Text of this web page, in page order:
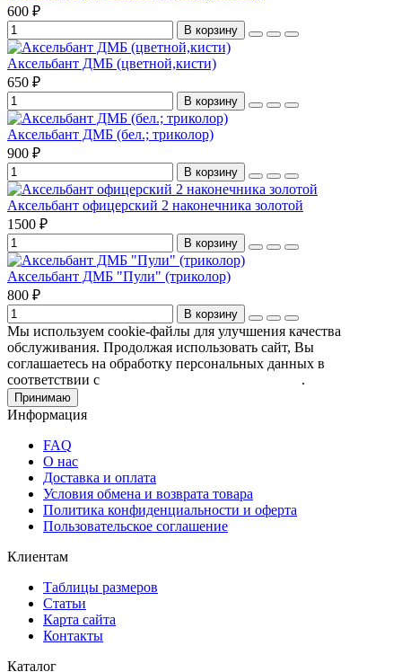
600 ₽
В корзину
Аксельбант ДМБ (цветной,кисти)
650 ₽
В корзину
Аксельбант ДМБ (бел.; триколор)
900 ₽
В корзину
Аксельбант офицерский 2 наконечника золотой
1500 ₽
В корзину
Аксельбант ДМБ "Пули" (триколор)
800 ₽
В корзину
Мы используем cookie-файлы для улучшения качества
обслуживания. Продолжая использовать сайт, Вы
соглашаетесь на обработку персональных данных в
соответствии с
.
Принимаю
Информация
FAQ
О нас
Доставка и оплата
Условия обмена и возврата товара
Политика конфиденциальности и оферта
Пользовательское соглашение
Клиентам
Таблицы размеров
Статьи
Карта сайта
Контакты
Каталог